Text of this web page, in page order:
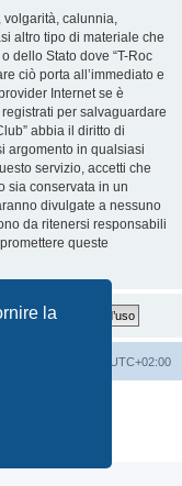
la
volgarità, calunnia,
altro tipo di materiale che
dello Stato dove “T-Roc
ciò porta all’immediato e
Internet se è
per salvaguardare
abbia il diritto di
argomento in qualsiasi
servizio, accetti che
sia conservata in un
divulgate a nessuno
da ritenersi responsabili
queste
UTC+02:00